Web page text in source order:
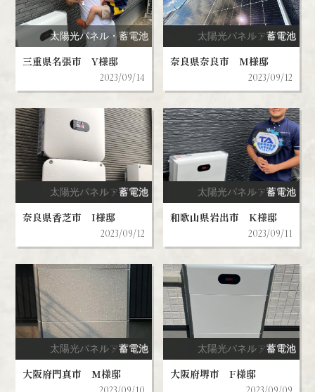
太陽光パネル・蓄電池
三重県名張市 Y様邸
2023/09/14
V2H
スマートハウス
リフォーム
太陽光パネル・蓄電池
蓄電池
奈良県奈良市 M様邸
2023/09/12
V2H
スマートハウス
リフォーム
太陽光パネル・蓄電池
蓄電池
奈良県香芝市 I様邸
2023/09/12
V2H
スマートハウス
リフォーム
太陽光パネル・蓄電池
蓄電池
和歌山県岩出市 K様邸
2023/09/11
V2H
スマートハウス
リフォーム
太陽光パネル・蓄電池
蓄電池
大阪府門真市 M様邸
V2H
スマートハウス
リフォーム
太陽光パネル・蓄電池
蓄電池
大阪府堺市 F様邸